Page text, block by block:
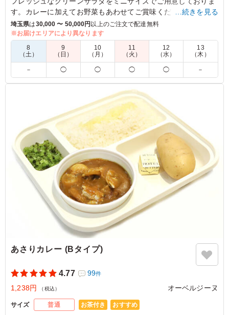
す。カレーに加えてお野菜もあわせてご賞味ください
4.0 日本イーライリリー株式会社
カレーのみだと少し寂しかったので、こちらをつけさせて
いただきました。 ちゃんとしたサラダがきましたので、
カレーのみでは栄養バランスを少し気にされる方が多い場
合にとても良かったです。
会議・セミナー›勉強会
埼玉県加須市佐波2024/03/09
…続きを見る
埼玉県は30,000 〜 50,000円以上のご注文で配達無料
※お届けエリアにより異なります
8
（土）
9
（日）
10
（月）
11
（火）
12
（水）
13
（木）
－ ◯ ◯ ◯ ◯ －
あさりカレー (Bタイプ)
4.77 99件
1,238円 （税込） オーベルジーヌ
サイズ 普通 お茶付き おすすめ